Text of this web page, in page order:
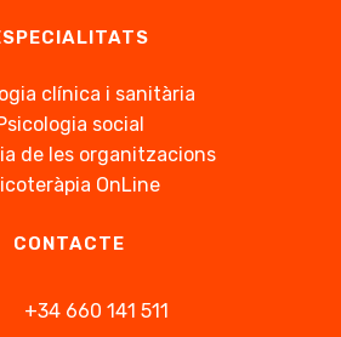
clínica i sanitària
social
de les organitzacions
OnLine
CONTACTE
+34 660 141 511